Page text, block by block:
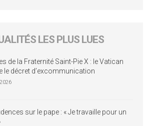
LES PLUS LUES
de la Fraternité Saint-Pie X : le Vatican
le décret d’excommunication
sur le pape : « Je travaille pour un